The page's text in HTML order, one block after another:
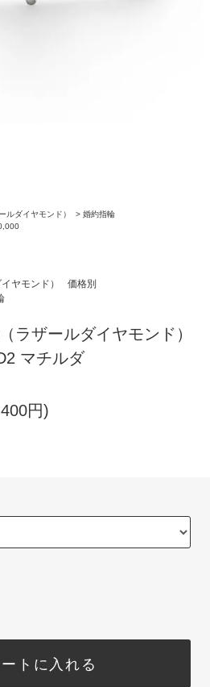
ルダイヤモンド） > 婚約指輪
ヤモンド）
価格別
ラザールダイヤモンド）
マチルダ
円)
トに入れる